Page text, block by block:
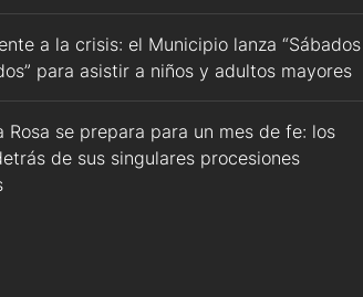
a la crisis: el Municipio lanza “Sábados
para asistir a niños y adultos mayores
Rosa se prepara para un mes de fe: los
de sus singulares procesiones